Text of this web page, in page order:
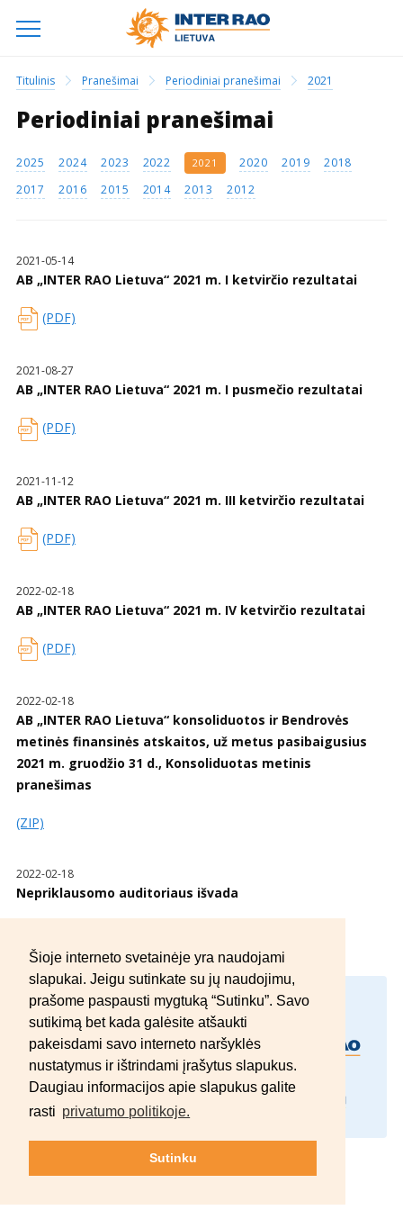
Šioje interneto svetainėje yra naudojami
slapukai. Jeigu sutinkate su jų naudojimu,
prašome paspausti mygtuką “Sutinku”. Savo
sutikimą bet kada galėsite atšaukti
pakeisdami savo interneto naršyklės
nustatymus ir ištrindami įrašytus slapukus.
Daugiau informacijos apie slapukus galite
rasti privatumo politikoje.
Sutinku
Titulinis Pranešimai Periodiniai pranešimai 2021
Periodiniai pranešimai
2025 2024 2023 2022 2021 2020 2019
2018
2017
2016 2015 2014 2013 2012
2021-05-14
AB „INTER RAO Lietuva“ 2021 m. I ketvirčio rezultatai
(PDF)
2021-08-27
AB „INTER RAO Lietuva“ 2021 m. I pusmečio rezultatai
(PDF)
2021-11-12
AB „INTER RAO Lietuva“ 2021 m. III ketvirčio rezultatai
(PDF)
2022-02-18
AB „INTER RAO Lietuva“ 2021 m. IV ketvirčio rezultatai
(PDF)
2022-02-18
AB „INTER RAO Lietuva“ konsoliduotos ir Bendrovės
metinės finansinės atskaitos, už metus pasibaigusius
2021 m. gruodžio 31 d., Konsoliduotas metinis
pranešimas
(ZIP)
2022-02-18
Nepriklausomo auditoriaus išvada
AB „INTER RAO Lietuva“
A.Tumėno g. 4, B korp., LT-01109 Vilnius, Lietuva
© 2012–2026 AB „INTER RAO Lietuva“.
Visos teisės saugomos.